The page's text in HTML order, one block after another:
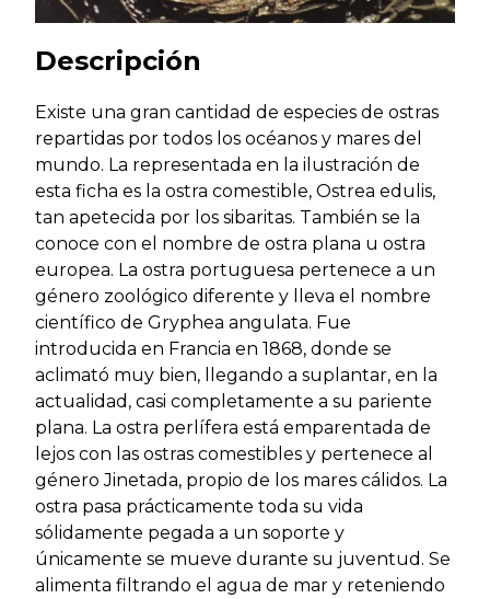
Descripción
Existe una gran cantidad de especies de ostras
repartidas por todos los océanos y mares del
mundo. La representada en la ilustración de
esta ficha es la ostra comestible, Ostrea edulis,
tan apetecida por los sibaritas. También se la
conoce con el nombre de ostra plana u ostra
europea. La ostra portuguesa pertenece a un
género zoológico diferente y lleva el nombre
científico de Gryphea angulata. Fue
introducida en Francia en 1868, donde se
aclimató muy bien, llegando a suplantar, en la
actualidad, casi completamente a su pariente
plana. La ostra perlífera está emparentada de
lejos con las ostras comestibles y pertenece al
género Jinetada, propio de los mares cálidos. La
ostra pasa prácticamente toda su vida
sólidamente pegada a un soporte y
únicamente se mueve durante su juventud. Se
alimenta filtrando el agua de mar y reteniendo